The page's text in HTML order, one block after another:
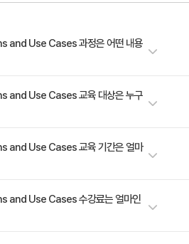
and Use Cases 과정은 어떤 내용
분석을 통해 블록체인의 대표적인 알고리즘
기반 기술을 구축하고 실행에 대한 개념을
and Use Cases 교육 대상은 누구
고 싶으신 분 고급 블록체인 개발자를 계획중
and Use Cases 교육 기간은 얼마
육 페이지에서 확인하실 수 있습니다.
and Use Cases 수강료는 얼마인